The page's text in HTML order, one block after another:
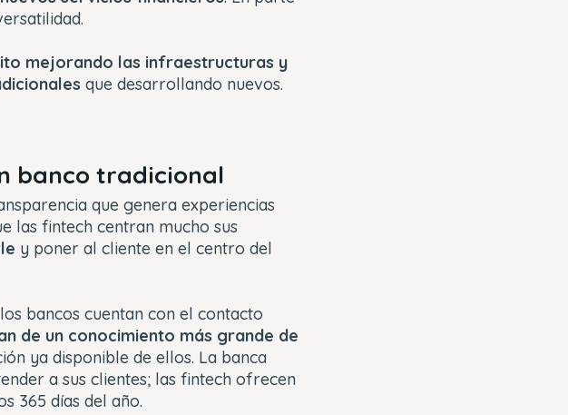
mejorando las infraestructuras y
que desarrollando nuevos.
banco tradicional
que genera experiencias
las fintech centran mucho sus
y poner al cliente en el centro del
bancos cuentan con el contacto
de un conocimiento más grande de
ya disponible de ellos. La banca
a sus clientes; las fintech ofrecen
365 días del año.